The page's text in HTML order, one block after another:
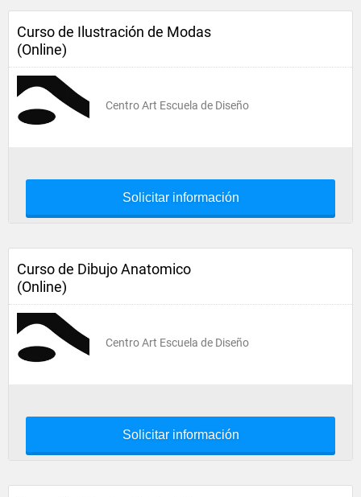
Curso de Ilustración de Modas
(Online)
Centro Art Escuela de Diseño
Solicitar información
Curso de Dibujo Anatomico
(Online)
Centro Art Escuela de Diseño
Solicitar información